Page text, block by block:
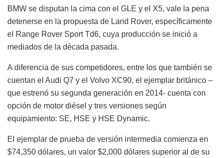
BMW se disputan la cima con el GLE y el X5, vale la pena
detenerse en la propuesta de Land Rover, específicamente
el Range Rover Sport Td6, cuya producción se inició a
mediados de la década pasada.
A diferencia de sus competidores, entre los que también se
cuentan el Audi Q7 y el Volvo XC90, el ejemplar británico –
que estrenó su segunda generación en 2014- cuenta con
opción de motor diésel y tres versiones según
equipamiento: SE, HSE y HSE Dynamic.
El ejemplar de prueba de versión intermedia comienza en
$74,350 dólares, un valor $2,000 dólares superior al de su